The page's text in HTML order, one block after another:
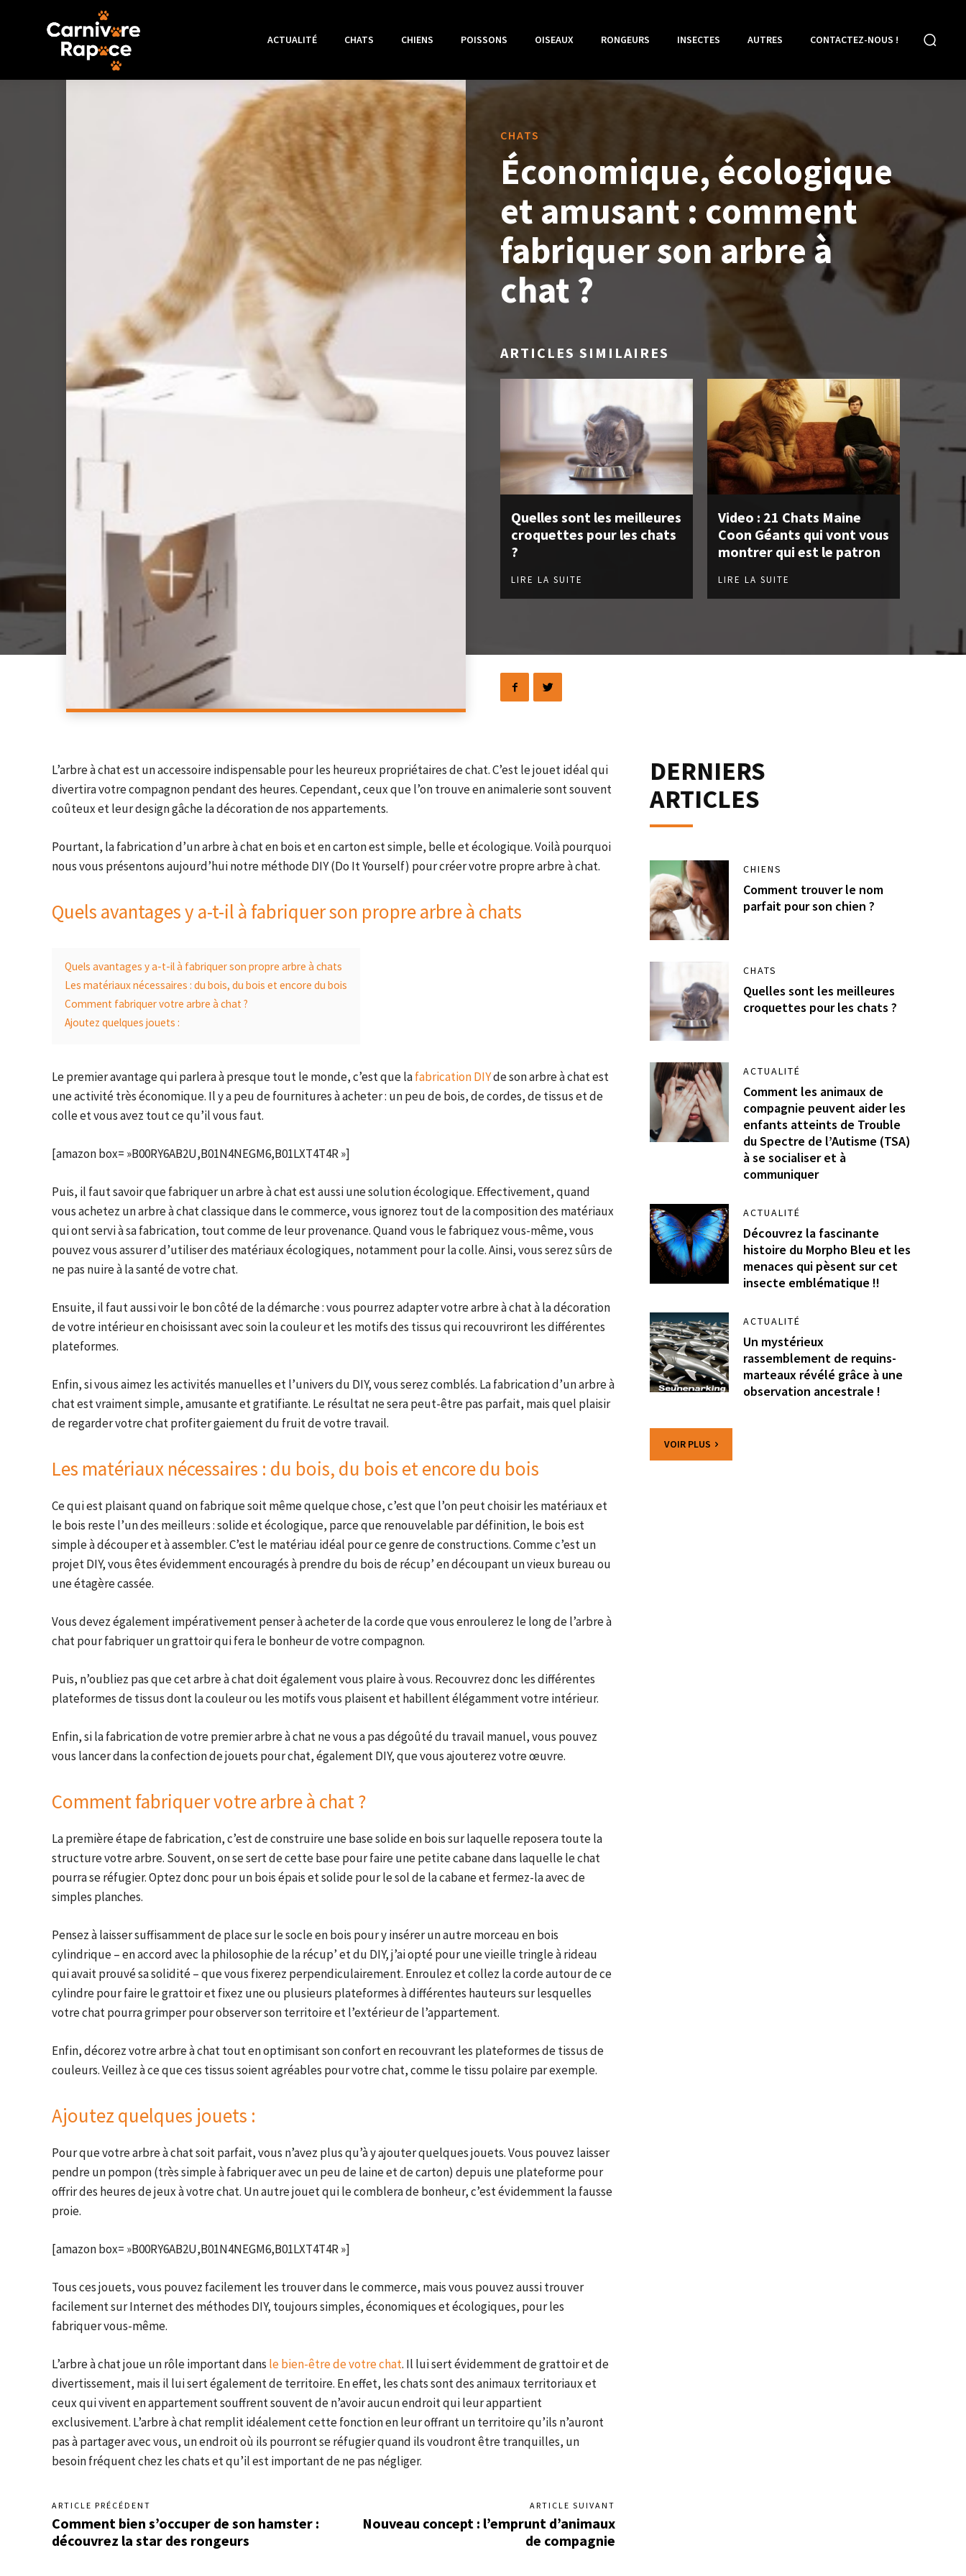
ACTUALITÉ CHATS CHIENS POISSONS OISEAUX RONGEURS INSECTES AUTRES CONTACTEZ-NOUS !
CHATS
Économique, écologique
et amusant : comment
fabriquer son arbre à
chat ?
ARTICLES SIMILAIRES
Quelles sont les meilleures
croquettes pour les chats
?
LIRE LA SUITE
Video : 21 Chats Maine
Coon Géants qui vont vous
montrer qui est le patron
LIRE LA SUITE
L’arbre à chat est un accessoire indispensable pour les heureux propriétaires de chat. C’est le jouet idéal qui
divertira votre compagnon pendant des heures. Cependant, ceux que l’on trouve en animalerie sont souvent
coûteux et leur design gâche la décoration de nos appartements.
Pourtant, la fabrication d’un arbre à chat en bois et en carton est simple, belle et écologique. Voilà pourquoi
nous vous présentons aujourd’hui notre méthode DIY (Do It Yourself) pour créer votre propre arbre à chat.
Quels avantages y a-t-il à fabriquer son propre arbre à chats
Quels avantages y a-t-il à fabriquer son propre arbre à chats
Les matériaux nécessaires : du bois, du bois et encore du bois
Comment fabriquer votre arbre à chat ?
Ajoutez quelques jouets :
Le premier avantage qui parlera à presque tout le monde, c’est que lafabrication DIYde son arbre à chat est
une activité très économique. Il y a peu de fournitures à acheter : un peu de bois, de cordes, de tissus et de
colle et vous avez tout ce qu’il vous faut.
[amazon box= »B00RY6AB2U,B01N4NEGM6,B01LXT4T4R »]
Puis, il faut savoir que fabriquer un arbre à chat est aussi une solution écologique. Effectivement, quand
vous achetez un arbre à chat classique dans le commerce, vous ignorez tout de la composition des matériaux
qui ont servi à sa fabrication, tout comme de leur provenance. Quand vous le fabriquez vous-même, vous
pouvez vous assurer d’utiliser des matériaux écologiques, notamment pour la colle. Ainsi, vous serez sûrs de
ne pas nuire à la santé de votre chat.
Ensuite, il faut aussi voir le bon côté de la démarche : vous pourrez adapter votre arbre à chat à la décoration
de votre intérieur en choisissant avec soin la couleur et les motifs des tissus qui recouvriront les différentes
plateformes.
Enfin, si vous aimez les activités manuelles et l’univers du DIY, vous serez comblés. La fabrication d’un arbre à
chat est vraiment simple, amusante et gratifiante. Le résultat ne sera peut-être pas parfait, mais quel plaisir
de regarder votre chat profiter gaiement du fruit de votre travail.
Les matériaux nécessaires : du bois, du bois et encore du bois
Ce qui est plaisant quand on fabrique soit même quelque chose, c’est que l’on peut choisir les matériaux et
le bois reste l’un des meilleurs : solide et écologique, parce que renouvelable par définition, le bois est
simple à découper et à assembler. C’est le matériau idéal pour ce genre de constructions. Comme c’est un
projet DIY, vous êtes évidemment encouragés à prendre du bois de récup’ en découpant un vieux bureau ou
une étagère cassée.
Vous devez également impérativement penser à acheter de la corde que vous enroulerez le long de l’arbre à
chat pour fabriquer un grattoir qui fera le bonheur de votre compagnon.
Puis, n’oubliez pas que cet arbre à chat doit également vous plaire à vous. Recouvrez donc les différentes
plateformes de tissus dont la couleur ou les motifs vous plaisent et habillent élégamment votre intérieur.
Enfin, si la fabrication de votre premier arbre à chat ne vous a pas dégoûté du travail manuel, vous pouvez
vous lancer dans la confection de jouets pour chat, également DIY, que vous ajouterez votre œuvre.
Comment fabriquer votre arbre à chat ?
La première étape de fabrication, c’est de construire une base solide en bois sur laquelle reposera toute la
structure votre arbre. Souvent, on se sert de cette base pour faire une petite cabane dans laquelle le chat
pourra se réfugier. Optez donc pour un bois épais et solide pour le sol de la cabane et fermez-la avec de
simples planches.
Pensez à laisser suffisamment de place sur le socle en bois pour y insérer un autre morceau en bois
cylindrique – en accord avec la philosophie de la récup’ et du DIY, j’ai opté pour une vieille tringle à rideau
qui avait prouvé sa solidité – que vous fixerez perpendiculairement. Enroulez et collez la corde autour de ce
cylindre pour faire le grattoir et fixez une ou plusieurs plateformes à différentes hauteurs sur lesquelles
votre chat pourra grimper pour observer son territoire et l’extérieur de l’appartement.
Enfin, décorez votre arbre à chat tout en optimisant son confort en recouvrant les plateformes de tissus de
couleurs. Veillez à ce que ces tissus soient agréables pour votre chat, comme le tissu polaire par exemple.
Ajoutez quelques jouets :
Pour que votre arbre à chat soit parfait, vous n’avez plus qu’à y ajouter quelques jouets. Vous pouvez laisser
pendre un pompon (très simple à fabriquer avec un peu de laine et de carton) depuis une plateforme pour
offrir des heures de jeux à votre chat. Un autre jouet qui le comblera de bonheur, c’est évidemment la fausse
proie.
[amazon box= »B00RY6AB2U,B01N4NEGM6,B01LXT4T4R »]
Tous ces jouets, vous pouvez facilement les trouver dans le commerce, mais vous pouvez aussi trouver
facilement sur Internet des méthodes DIY, toujours simples, économiques et écologiques, pour les
fabriquer vous-même.
L’arbre à chat joue un rôle important dans le bien-être de votre chat. Il lui sert évidemment de grattoir et de
divertissement, mais il lui sert également de territoire. En effet, les chats sont des animaux territoriaux et
ceux qui vivent en appartement souffrent souvent de n’avoir aucun endroit qui leur appartient
exclusivement. L’arbre à chat remplit idéalement cette fonction en leur offrant un territoire qu’ils n’auront
pas à partager avec vous, un endroit où ils pourront se réfugier quand ils voudront être tranquilles, un
besoin fréquent chez les chats et qu’il est important de ne pas négliger.
ARTICLE PRÉCÉDENT
Comment bien s’occuper de son hamster :
découvrez la star des rongeurs
ARTICLE SUIVANT
Nouveau concept : l’emprunt d’animaux
de compagnie
DERNIERS
ARTICLES
CHIENS
Comment trouver le nom
parfait pour son chien ?
CHATS
Quelles sont les meilleures
croquettes pour les chats ?
ACTUALITÉ
Comment les animaux de
compagnie peuvent aider les
enfants atteints de Trouble
du Spectre de l’Autisme (TSA)
à se socialiser et à
communiquer
ACTUALITÉ
Découvrez la fascinante
histoire du Morpho Bleu et les
menaces qui pèsent sur cet
insecte emblématique !!
ACTUALITÉ
Un mystérieux
rassemblement de requins-
marteaux révélé grâce à une
observation ancestrale !
VOIR PLUS